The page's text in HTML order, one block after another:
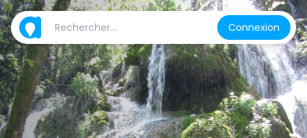
Connexion